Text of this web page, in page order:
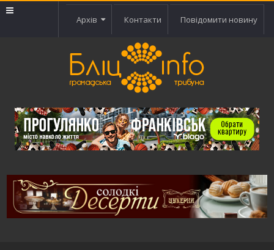
Архів Контакти Повідомити новину